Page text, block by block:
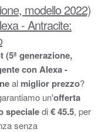
modello 2022)
- Antracite:
(5ª generazione,
con Alexa -
al miglior prezzo?
un'offerta
specialedi€ 45.5, per
senza